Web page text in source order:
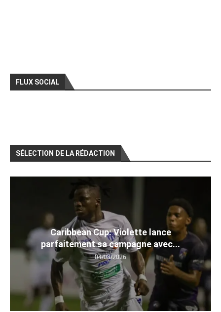
FLUX SOCIAL
SÉLECTION DE LA RÉDACTION
Caribbean Cup: Violette lance
parfaitement sa campagne avec...
04/08/2026